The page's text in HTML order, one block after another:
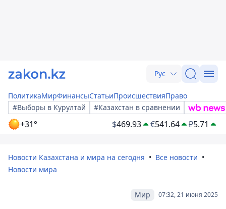
Рус
ПолитикаМирФинансыСтатьиПроисшествияПраво
#Выборы в Курултай
#Казахстан в сравнении
+31° $469.93 €541.64 ₽5.71
Новости Казахстана и мира на сегодня
Все новости
Новости мира
07:32, 21 июня 2025
Мир